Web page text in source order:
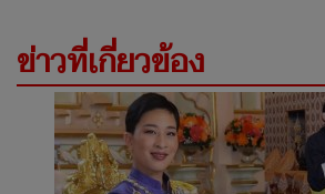
ข่าวที่เกี่ยวข้อง